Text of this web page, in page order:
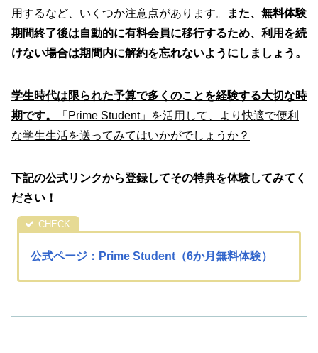
用するなど、いくつか注意点があります。
また、無料体験
期間終了後は自動的に有料会員に移行するため、利用を続
けない場合は期間内に解約を忘れないようにしましょう。
学生時代は限られた予算で多くのことを経験する大切な時
期です。
「Prime Student」を活用して、より快適で便利
な学生生活を送ってみてはいかがでしょうか？
下記の公式リンクから登録してその特典を体験してみてく
ださい！
公式ページ：Prime Student（6か月無料体験）